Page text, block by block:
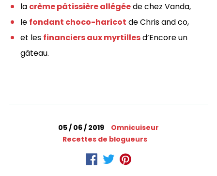
la crème pâtissière allégéede chez Vanda,
le fondant choco-haricot de Chris and co,
et les financiers aux myrtillesd’Encore un
gâteau.
05 / 06 / 2019
Omnicuiseur
Recettes de blogueurs